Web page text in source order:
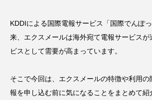
KDDIによる国際電報サービス「国際でんぽ
来、エクスメールは海外宛て電報サービスが
ビス として需要が高まっています。
そこで今回は、エクスメールの特徴や利用
報を申し込む前に気になることをまとめて